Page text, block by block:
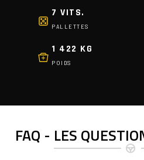
7 VITS.
PALLETTES
1 422 KG
POIDS
FAQ - LES